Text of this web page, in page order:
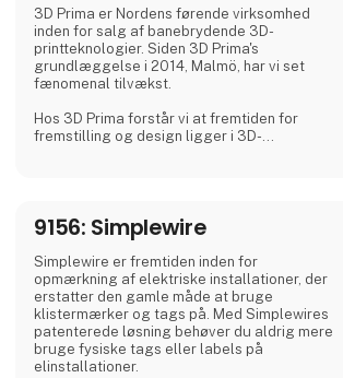
med en passion for at levere pålidelige
produkter
3D Prima er Nordens førende virksomhed
inden for salg af banebrydende 3D-
printteknologier. Siden 3D Prima's
grundlæggelse i 2014, Malmö, har vi set
fænomenal tilvækst.
Hos 3D Prima forstår vi at fremtiden for
fremstilling og design ligger i 3D-
vores kunders behov. Uanset om du er en
kreativ professionel, en industriel producent
eller en entusiastisk hobbyist, har vores
omfattende produktudvalg noget
ekstraordinært at tilbyde.
Vi samarbejder med anerken
9156: Simplewire
Simplewire er fremtiden inden for
opmærkning af elektriske installationer, der
erstatter den gamle måde at bruge
klistermærker og tags på. Med Simplewires
patenterede løsning behøver du aldrig mere
bruge fysiske tags eller labels på
elinstallationer.